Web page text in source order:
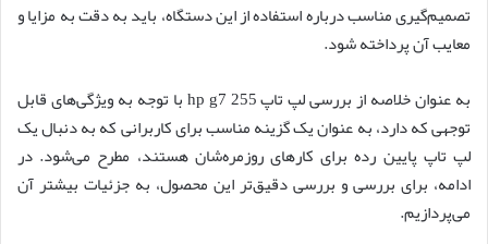
تصمیم‌گیری مناسب درباره استفاده از این دستگاه، باید به دقت به مزایا و
معایب آن پرداخته شود.
به عنوان خلاصه از بررسی لپ تاپ hp g7 255 با توجه به ویژگی‌های قابل
توجهی که دارد، به عنوان یک گزینه مناسب برای کاربرانی که به دنبال یک
لپ تاپ پایین رده برای کارهای روزمره‌شان هستند، مطرح می‌شود. در
ادامه، برای بررسی و بررسی دقیق‌تر این محصول، به جزئیات بیشتر آن
می‌پردازیم.